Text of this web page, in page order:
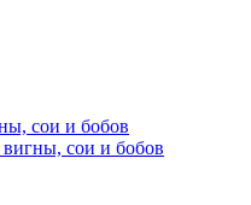
сои и бобов
сои и бобов